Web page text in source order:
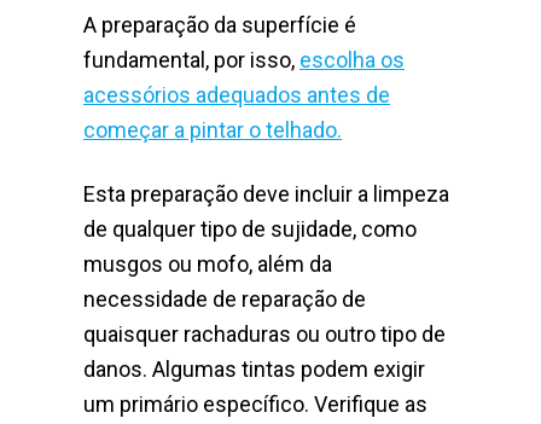
A preparação da superfície é
fundamental, por isso, escolha os
acessórios adequados antes de
começar a pintar o telhado.
Esta preparação deve incluir a limpeza
de qualquer tipo de sujidade, como
musgos ou mofo, além da
necessidade de reparação de
quaisquer rachaduras ou outro tipo de
danos. Algumas tintas podem exigir
um primário específico. Verifique as